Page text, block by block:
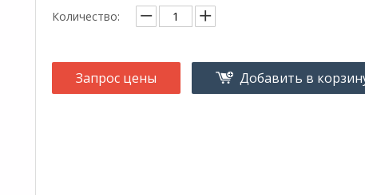
Количество:
Запрос цены Добавить в